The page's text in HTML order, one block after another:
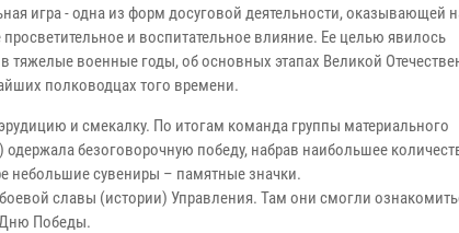
игра - одна из форм досуговой деятельности, оказывающей
и воспитательное влияние. Ее целью явилось
военные годы, об основных этапах Великой
полководцах того времени.
и смекалку. По итогам команда группы материального
безоговорочную победу, набрав наибольшее
небольшие сувениры – памятные значки.
славы (истории) Управления. Там они смогли
Дню Победы.